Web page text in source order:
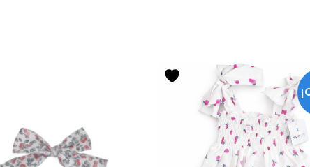
Este
producto
tiene
múltiples
variantes.
Las